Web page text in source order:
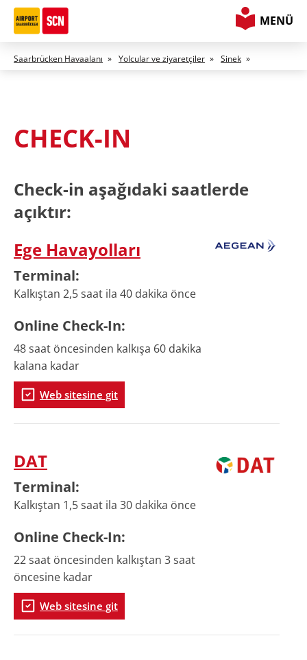
MENÜ
Saarbrücken Havaalanı » Yolcular ve ziyaretçiler » Sinek »
CHECK-IN
Check-in aşağıdaki saatlerde
açıktır:
Ege Havayolları
Terminal:
Kalkıştan 2,5 saat ila 40 dakika önce
Online Check-In:
48 saat öncesinden kalkışa 60 dakika
kalana kadar
Web sitesine git
DAT
Terminal:
Kalkıştan 1,5 saat ila 30 dakika önce
Online Check-In:
22 saat öncesinden kalkıştan 3 saat
öncesine kadar
Web sitesine git